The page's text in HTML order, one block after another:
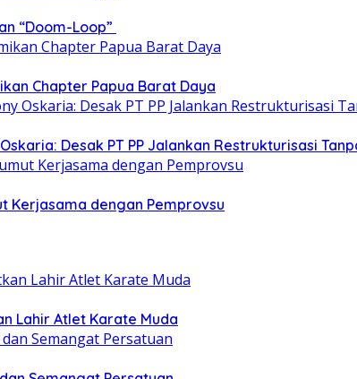
“Doom-Loop”
Chapter Papua Barat Daya
Desak PT PP Jalankan Restrukturisasi
Kerjasama dengan Pemprovsu
Lahir Atlet Karate Muda